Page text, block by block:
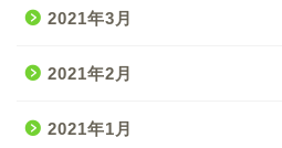
2021年3月
2021年2月
2021年1月